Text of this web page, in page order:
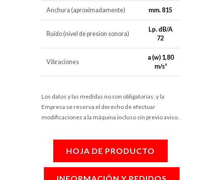
Anchura (aproximadamente) mm. 815
Ruido (nivel de presion sonora)
Lp. dB/A
72
Vibraciones
a (w) 1,80
m/s²
Los datos y las medidas no son obligatorias, y la
Empresa se reserva el derecho de efectuar
modificaciones a la máquina incluso sin previo aviso.
HOJA DE PRODUCTO